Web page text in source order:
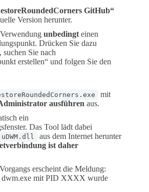
GitHub“
Version herunter.
unbedingt einen
Drücken Sie dazu
, suchen Sie nach
erstellen“ und folgen Sie den
mit
ausführen aus.
ein
Das Tool lädt dabei
uDWM.dll
aus dem Internet herunter
ist daher
erscheint die Meldung:
dwm.exe mit PID XXXX wurde